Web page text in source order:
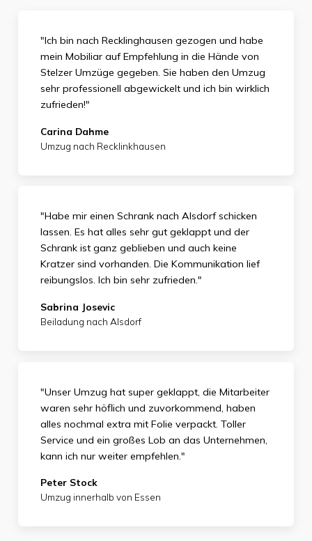
"Ich bin nach Recklinghausen gezogen und habe
mein Mobiliar auf Empfehlung in die Hände von
Stelzer Umzüge gegeben. Sie haben den Umzug
sehr professionell abgewickelt und ich bin wirklich
zufrieden!"
Carina Dahme
Umzug nach Recklinkhausen
"Habe mir einen Schrank nach Alsdorf schicken
lassen. Es hat alles sehr gut geklappt und der
Schrank ist ganz geblieben und auch keine
Kratzer sind vorhanden. Die Kommunikation lief
reibungslos. Ich bin sehr zufrieden."
Sabrina Josevic
Beiladung nach Alsdorf
"Unser Umzug hat super geklappt, die Mitarbeiter
waren sehr höflich und zuvorkommend, haben
alles nochmal extra mit Folie verpackt. Toller
Service und ein großes Lob an das Unternehmen,
kann ich nur weiter empfehlen."
Peter Stock
Umzug innerhalb von Essen